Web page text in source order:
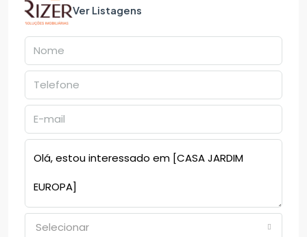
Ver Listagens
Selecionar